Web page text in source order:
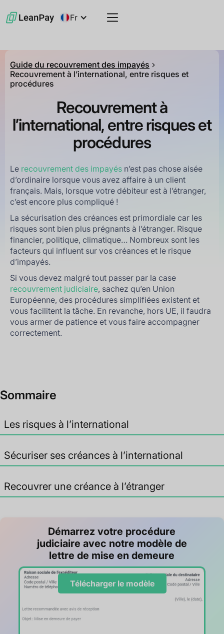
Fr
Guide du recouvrement des impayés
Recouvrement à l’international, entre risques et
procédures
Recouvrement à
l’international, entre risques et
procédures
Le recouvrement des impayés n’est pas chose aisée
d’ordinaire lorsque vous avez affaire à un client
français. Mais, lorsque votre débiteur est à l’étranger,
c’est encore plus compliqué !
La sécurisation des créances est primordiale car les
risques sont bien plus prégnants à l’étranger. Risque
financier, politique, climatique… Nombreux sont les
facteurs qui influent sur vos créances et le risque
d’impayés.
Si vous devez malgré tout passer par la case
recouvrement judiciaire, sachez qu’en Union
Européenne, des procédures simplifiées existent et
vous facilitent la tâche. En revanche, hors UE, il faudra
vous armer de patience et vous faire accompagner
correctement.
Sommaire
Les risques à l’international
Sécuriser ses créances à l’international
Recouvrer une créance à l’étranger
Démarrez votre procédure
judiciaire avec notre modèle de
lettre de mise en demeure
Télécharger le modèle